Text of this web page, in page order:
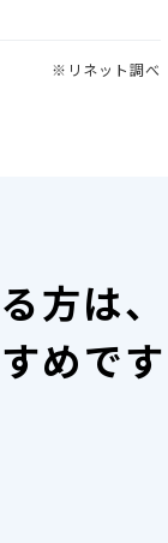
※リネット調べ
方は、
めです